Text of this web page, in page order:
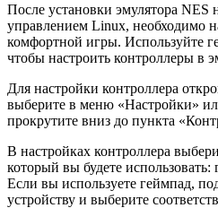
После установки эмулятора NES
управлением Linux, необходимо
комфортной игры. Используйте
чтобы настроить контроллеры в
Для настройки контроллера
выберите в меню «Настройки»
прокрутите вниз до пункта
В настройках контроллера
который вы будете использовать:
Если вы используете геймпад,
устройству и выберите